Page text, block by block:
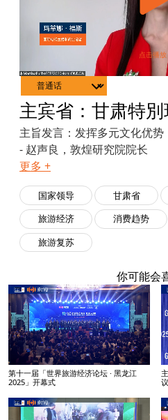
Channels
主宾省：甘肃特
主旨发言：发挥多元文化优
- 赵声良，敦煌研究院院长
更多 +
国家领导 甘肃省
旅游经济
消费趋势
旅游复苏
你可能会
第十一届「世界旅游经济论坛 · 黑龙江
2025」开幕式
议